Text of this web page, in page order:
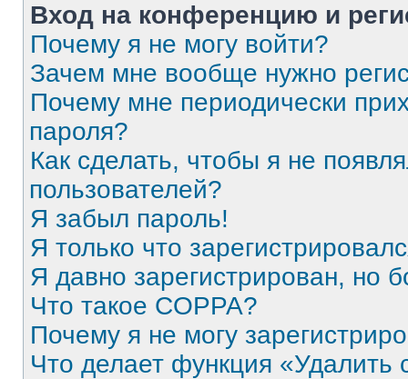
Вход на конференцию и
Почему я не могу войти?
Зачем мне вообще нужно
Почему мне периодически
пароля?
Как сделать, чтобы я не
пользователей?
Я забыл пароль!
Я только что
Я давно зарегистрирован, но
Что такое COPPA?
Почему я не могу
Что делает функция